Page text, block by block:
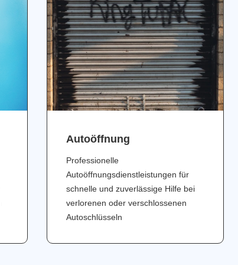
Аutoöffnung
Professionelle
Autoöffnungsdienstleistungen für
schnelle und zuverlässige Hilfe bei
verlorenen oder verschlossenen
Autoschlüsseln